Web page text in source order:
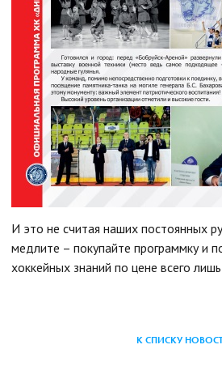
И это не считая наших постоянных
медлите – покупайте программку и
хоккейных знаний по цене всего лишь
К СПИСКУ